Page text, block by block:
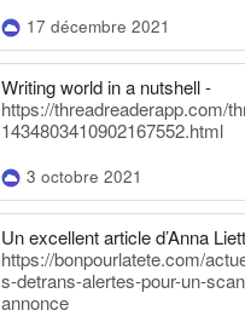
17 décembre 2021
Writing world in a nutshell -
https://threadreaderapp.com/
1434803410902167552.html
3 octobre 2021
Un excellent article d’Anna
https://bonpourlatete.com/
s-detrans-alertes-pour-un-
annonce